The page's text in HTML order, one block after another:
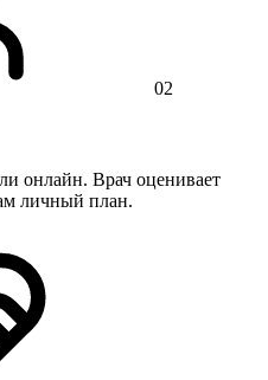
02
онлайн. Врач оценивает
личный план.